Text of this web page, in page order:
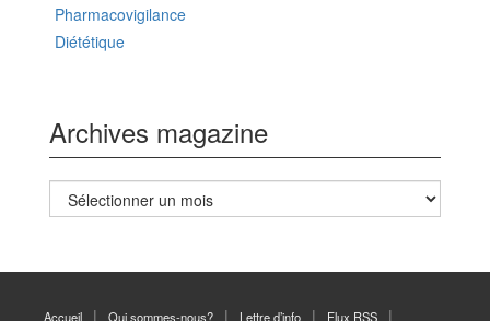
Pharmacovigilance
Diététique
Archives magazine
Archives
magazine
Accueil Qui sommes-nous? Lettre d’info Flux RSS